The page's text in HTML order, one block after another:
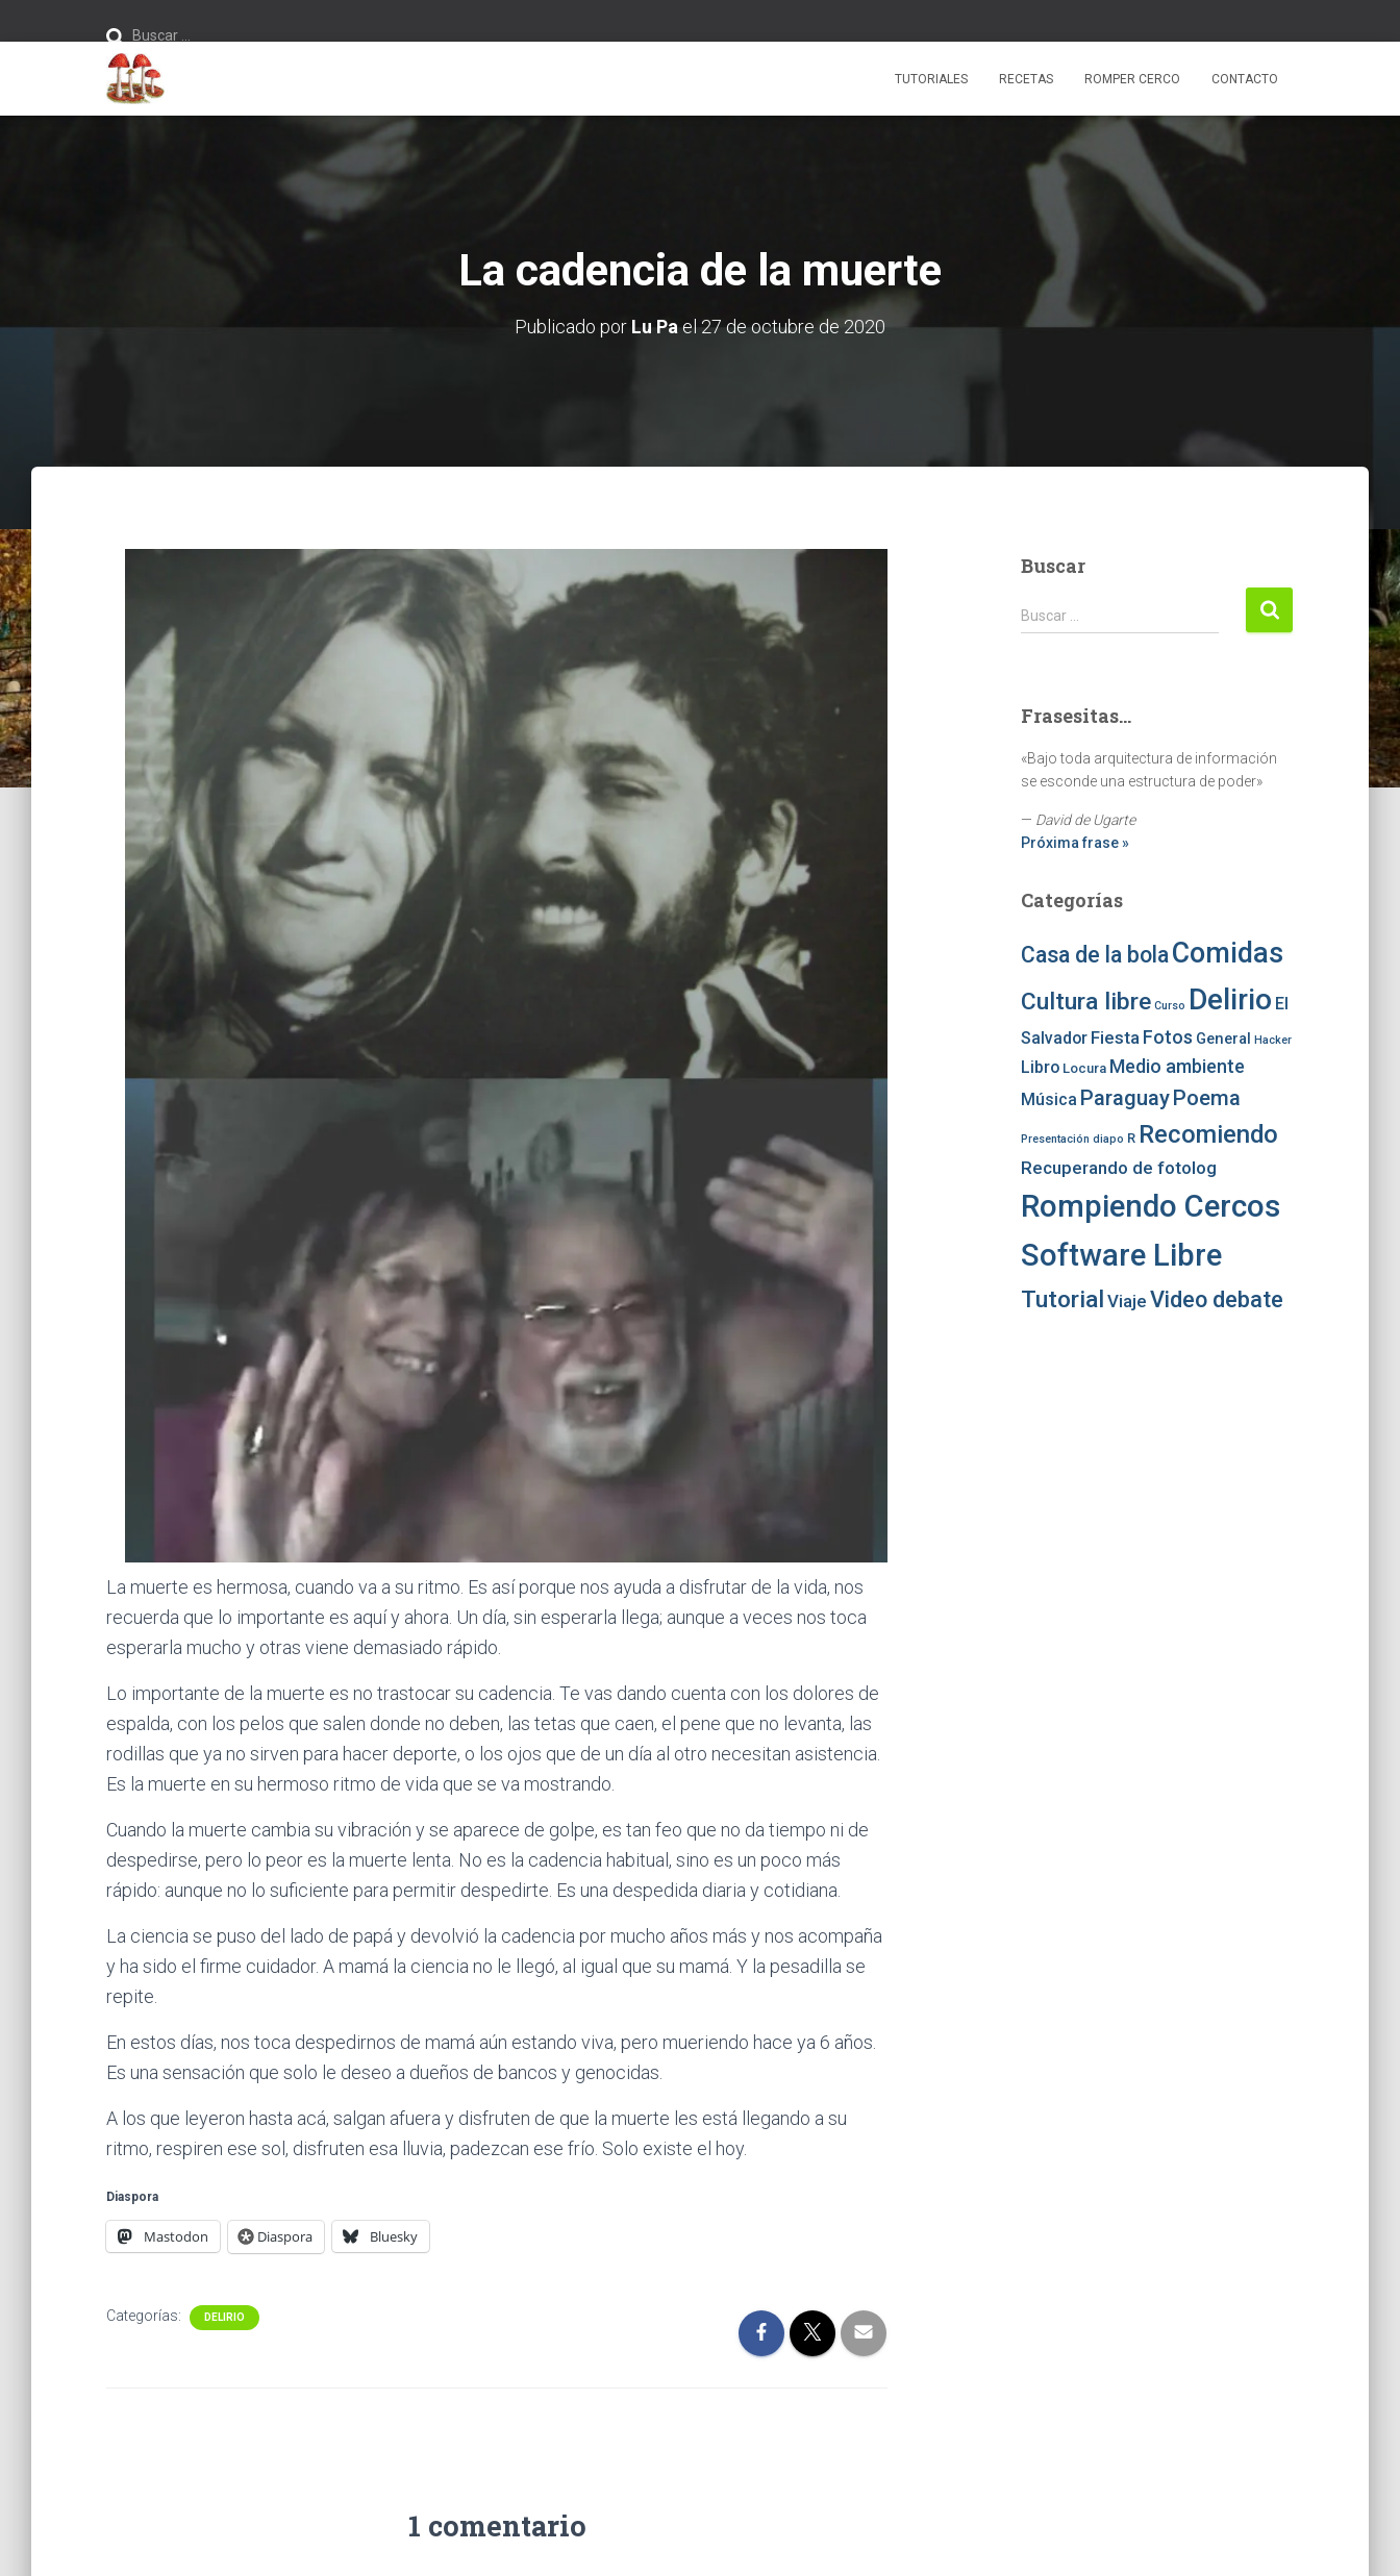
Buscar …
TUTORIALES RECETAS ROMPER CERCO CONTACTO
La cadencia de la muerte
Publicado por Lu Pael27 de octubre de 2020
La muerte es hermosa, cuando va a su ritmo. Es así porque nos ayuda a disfrutar de la vida, nos
recuerda que lo importante es aquí y ahora. Un día, sin esperarla llega; aunque a veces nos toca
esperarla mucho y otras viene demasiado rápido.
Lo importante de la muerte es no trastocar su cadencia. Te vas dando cuenta con los dolores de
espalda, con los pelos que salen donde no deben, las tetas que caen, el pene que no levanta, las
rodillas que ya no sirven para hacer deporte, o los ojos que de un día al otro necesitan asistencia.
Es la muerte en su hermoso ritmo de vida que se va mostrando.
Cuando la muerte cambia su vibración y se aparece de golpe, es tan feo que no da tiempo ni de
despedirse, pero lo peor es la muerte lenta. No es la cadencia habitual, sino es un poco más
rápido: aunque no lo suficiente para permitir despedirte. Es una despedida diaria y cotidiana.
La ciencia se puso del lado de papá y devolvió la cadencia por mucho años más y nos acompaña
y ha sido el firme cuidador. A mamá la ciencia no le llegó, al igual que su mamá. Y la pesadilla se
repite.
En estos días, nos toca despedirnos de mamá aún estando viva, pero mueriendo hace ya 6 años.
Es una sensación que solo le deseo a dueños de bancos y genocidas.
A los que leyeron hasta acá, salgan afuera y disfruten de que la muerte les está llegando a su
ritmo, respiren ese sol, disfruten esa lluvia, padezcan ese frío. Solo existe el hoy.
Diaspora
Mastodon Diaspora Bluesky
Categorías: DELIRIO
1 comentario
Buscar
Buscar:
Buscar …
Frasesitas...
«Bajo toda arquitectura de información
se esconde una estructura de poder»
— David de Ugarte
Próxima frase »
Categorías
Casa de la bolaComidas
Cultura libre Curso Delirio El
Salvador Fiesta Fotos General Hacker
Libro Locura Medio ambiente
Música ParaguayPoema
Presentación diapo R Recomiendo
Recuperando de fotolog
Rompiendo Cercos
Software Libre
Tutorial Viaje Video debate